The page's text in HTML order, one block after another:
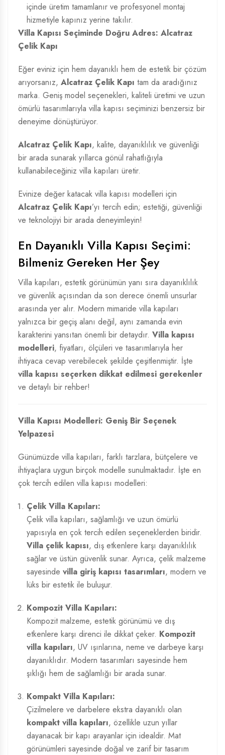
içinde üretim tamamlanır ve profesyonel montaj
hizmetiyle kapınız yerine takılır.
Villa Kapısı Seçiminde Doğru Adres: Alcatraz
Çelik Kapı
Eğer eviniz için hem dayanıklı hem de estetik bir çözüm
arıyorsanız, Alcatraz Çelik Kapı tam da aradığınız
marka. Geniş model seçenekleri, kaliteli üretimi ve uzun
ömürlü tasarımlarıyla villa kapısı seçiminizi benzersiz bir
deneyime dönüştürüyor.
Alcatraz Çelik Kapı, kalite, dayanıklılık ve güvenliği
bir arada sunarak yıllarca gönül rahatlığıyla
kullanabileceğiniz villa kapıları üretir.
Evinize değer katacak villa kapısı modelleri için
Alcatraz Çelik Kapı’yı tercih edin; estetiği, güvenliği
ve teknolojiyi bir arada deneyimleyin!
En Dayanıklı Villa Kapısı Seçimi:
Bilmeniz Gereken Her Şey
Villa kapıları, estetik görünümün yanı sıra dayanıklılık
ve güvenlik açısından da son derece önemli unsurlar
arasında yer alır. Modern mimaride villa kapıları
yalnızca bir geçiş alanı değil, aynı zamanda evin
karakterini yansıtan önemli bir detaydır. Villa kapısı
modelleri, fiyatları, ölçüleri ve tasarımlarıyla her
ihtiyaca cevap verebilecek şekilde çeşitlenmiştir. İşte
villa kapısı seçerken dikkat edilmesi gerekenler
ve detaylı bir rehber!
Villa Kapısı Modelleri: Geniş Bir Seçenek
Yelpazesi
Günümüzde villa kapıları, farklı tarzlara, bütçelere ve
ihtiyaçlara uygun birçok modelle sunulmaktadır. İşte en
çok tercih edilen villa kapısı modelleri:
Çelik Villa Kapıları:
Çelik villa kapıları, sağlamlığı ve uzun ömürlü
yapısıyla en çok tercih edilen seçeneklerden biridir.
Villa çelik kapısı, dış etkenlere karşı dayanıklılık
sağlar ve üstün güvenlik sunar. Ayrıca, çelik malzeme
sayesinde villa giriş kapısı tasarımları, modern ve
lüks bir estetik ile buluşur.
Kompozit Villa Kapıları:
Kompozit malzeme, estetik görünümü ve dış
etkenlere karşı direnci ile dikkat çeker. Kompozit
villa kapıları, UV ışınlarına, neme ve darbeye karşı
dayanıklıdır. Modern tasarımları sayesinde hem
şıklığı hem de sağlamlığı bir arada sunar.
Kompakt Villa Kapıları:
Çizilmelere ve darbelere ekstra dayanıklı olan
kompakt villa kapıları, özellikle uzun yıllar
dayanacak bir kapı arayanlar için idealdir. Mat
görünümleri sayesinde doğal ve zarif bir tasarım